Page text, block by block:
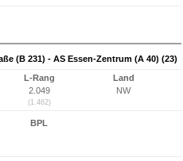
(B 231) - AS Essen-Zentrum (A 40) (23)
L-Rang
2.049
(1.462)
Land
NW
BPL